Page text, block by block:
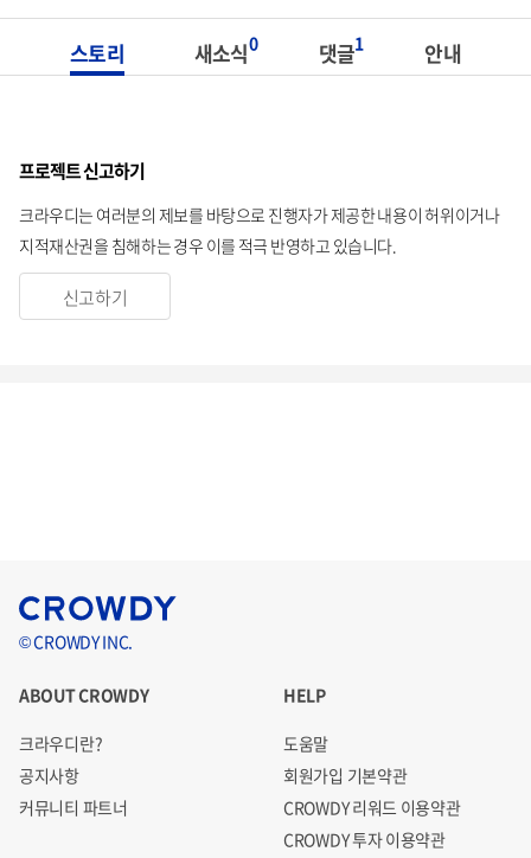
스토리 새소식0 댓글1 안내
프로젝트 신고하기
크라우디는 여러분의 제보를 바탕으로 진행자가 제공한 내용이 허위이거나
지적재산권을 침해하는 경우 이를 적극 반영하고 있습니다.
신고하기
© CROWDY INC.
ABOUT CROWDY
크라우디란?
공지사항
커뮤니티 파트너
HELP
도움말
회원가입 기본약관
CROWDY 리워드 이용약관
CROWDY 투자 이용약관